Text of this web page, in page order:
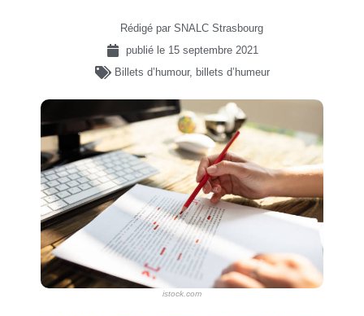
Rédigé par SNALC Strasbourg
publié le 15 septembre 2021
Billets d’humour, billets d’humeur
istock.com